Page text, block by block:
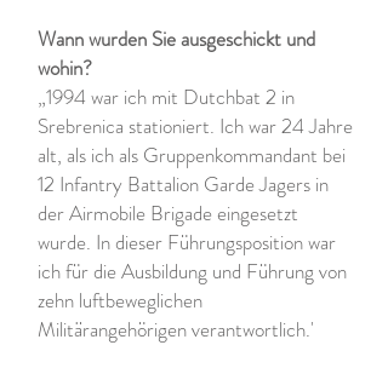
Wann wurden Sie ausgeschickt und
wohin?
„1994 war ich mit Dutchbat 2 in
Srebrenica stationiert. Ich war 24 Jahre
alt, als ich als Gruppenkommandant bei
12 Infantry Battalion Garde Jagers in
der Airmobile Brigade eingesetzt
wurde. In dieser Führungsposition war
ich für die Ausbildung und Führung von
zehn luftbeweglichen
Militärangehörigen verantwortlich.'